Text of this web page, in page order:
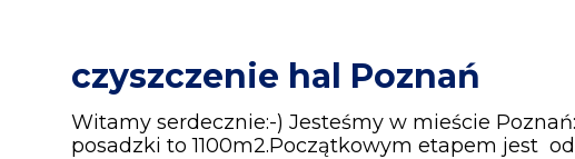
czyszczenie hal Poznań
Witamy serdecznie:-) Jesteśmy w mieście
posadzki to 1100m2.Początkowym etapem jest